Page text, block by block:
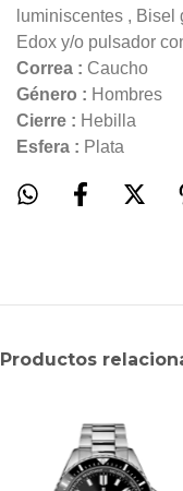
luminiscentes , Bisel
Edox y/o pulsador
Correa : Caucho
Género : Hombres
Cierre : Hebilla
Esfera : Plata
Productos